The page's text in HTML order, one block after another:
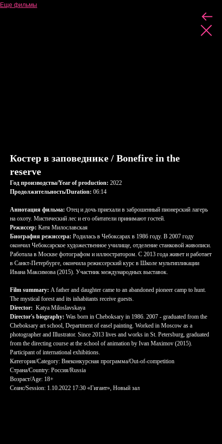
Еще фильмы
Костер в заповеднике / Bonefire in the
reserve
Год производства/Year of production: 2022
Продолжительность/Duration: 06:14
Аннотация фильма: Отец и дочь приехали в заброшенный пионерский лагерь
на охоту. Мистический лес и его обитатели принимают гостей.
Режиссер: Катя Милославская
Биография режиссера: Родилась в Чебоксарах в 1986 году. В 2007 году
окончил Чебоксарское художественное училище, отделение станковой живописи.
Работала в Москве фотографом и иллюстратором. С 2013 года живет и работает
в Санкт-Петербурге, окончила режиссерский курс в Школе мультипликации
Ивана Максимова (2015). Участник международных выставок.
Film summary: A father and daughter came to an abandoned pioneer camp to hunt.
The mystical forest and its inhabitants receive guests.
Director: Katya Miloslavskaya
Director's biography: Was born in Cheboksary in 1986. 2007 - graduated from the
Cheboksary art school, Department of easel painting. Worked in Moscow as a
photographer and Illustrator. Since 2013 lives and works in St. Petersburg, graduated
from the directing course at the school of animation by Ivan Maximov (2015).
Participant of international exhibitions.
Категория/Category: Внеконкурсная программа/Out-of-competition
Страна/Country: Россия/Russia
Возраст/Age: 18+
Сеанс/Session: 1.10.2022 17:30 «Гигант», Новый зал